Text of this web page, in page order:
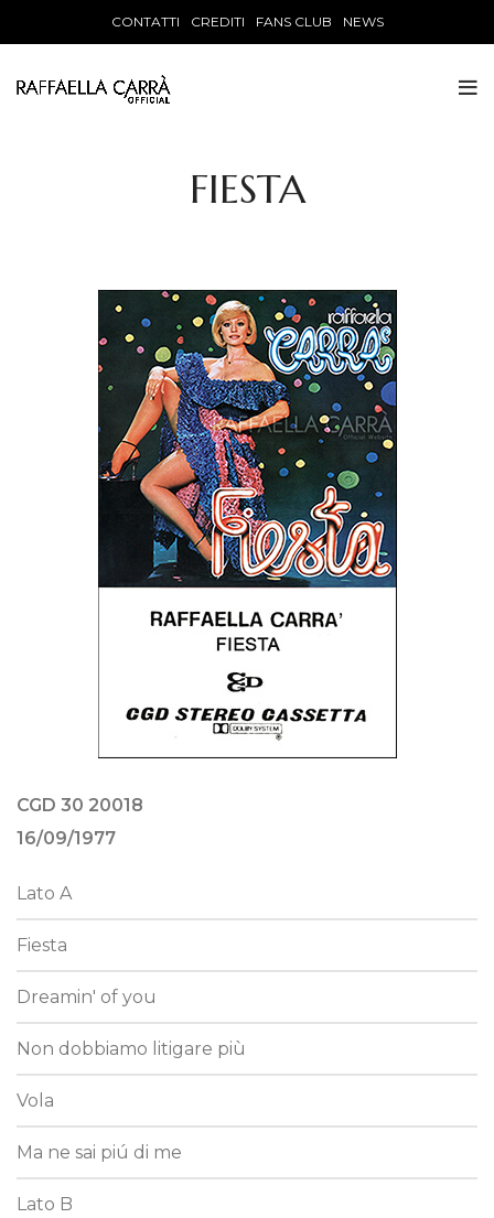
CONTATTI CREDITI FANS CLUB NEWS
FIESTA
CGD 30 20018
16/09/1977
Lato A
Fiesta
Dreamin' of you
Non dobbiamo litigare più
Vola
Ma ne sai piú di me
Lato B